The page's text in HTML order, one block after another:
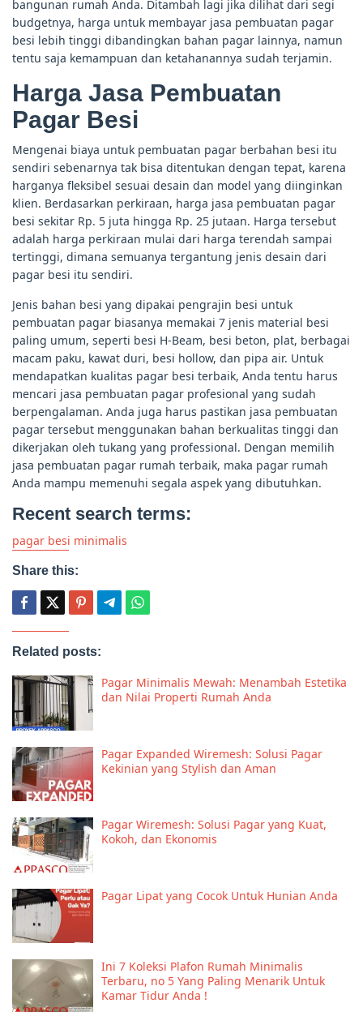
bangunan rumah Anda. Ditambah lagi jika dilihat dari segi
budgetnya, harga untuk membayar jasa pembuatan pagar
besi lebih tinggi dibandingkan bahan pagar lainnya, namun
tentu saja kemampuan dan ketahanannya sudah terjamin.
Harga Jasa Pembuatan
Pagar Besi
Mengenai biaya untuk pembuatan pagar berbahan besi itu
sendiri sebenarnya tak bisa ditentukan dengan tepat, karena
harganya fleksibel sesuai desain dan model yang diinginkan
klien. Berdasarkan perkiraan, harga jasa pembuatan pagar
besi sekitar Rp. 5 juta hingga Rp. 25 jutaan. Harga tersebut
adalah harga perkiraan mulai dari harga terendah sampai
tertinggi, dimana semuanya tergantung jenis desain dari
pagar besi itu sendiri.
Jenis bahan besi yang dipakai pengrajin besi untuk
pembuatan pagar biasanya memakai 7 jenis material besi
paling umum, seperti besi H-Beam, besi beton, plat, berbagai
macam paku, kawat duri, besi hollow, dan pipa air. Untuk
mendapatkan kualitas pagar besi terbaik, Anda tentu harus
mencari jasa pembuatan pagar profesional yang sudah
berpengalaman. Anda juga harus pastikan jasa pembuatan
pagar tersebut menggunakan bahan berkualitas tinggi dan
dikerjakan oleh tukang yang professional. Dengan memilih
jasa pembuatan pagar rumah terbaik, maka pagar rumah
Anda mampu memenuhi segala aspek yang dibutuhkan.
Recent search terms:
pagar besi minimalis
Share this:
Related posts:
Pagar Minimalis Mewah: Menambah Estetika
dan Nilai Properti Rumah Anda
Pagar Expanded Wiremesh: Solusi Pagar
Kekinian yang Stylish dan Aman
Pagar Wiremesh: Solusi Pagar yang Kuat,
Kokoh, dan Ekonomis
Pagar Lipat yang Cocok Untuk Hunian Anda
Ini 7 Koleksi Plafon Rumah Minimalis
Terbaru, no 5 Yang Paling Menarik Untuk
Kamar Tidur Anda !